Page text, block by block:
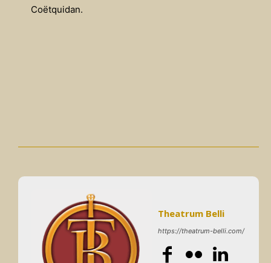
Coëtquidan.
Theatrum Belli
https://theatrum-belli.com/